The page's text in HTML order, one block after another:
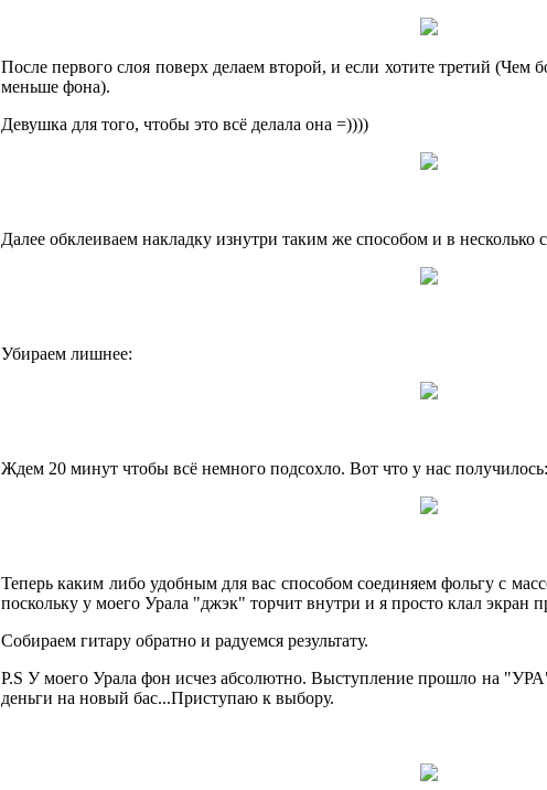
После первого слоя поверх делаем второй, и если хотите третий (Чем
меньше фона).
Девушка для того, чтобы это всё делала она =))))
Далее обклеиваем накладку изнутри таким же способом и в несколько
Убираем лишнее:
Ждем 20 минут чтобы всё немного подсохло. Вот что у нас получилось:
Теперь каким либо удобным для вас способом соединяем фольгу с
поскольку у моего Урала "джэк" торчит внутри и я просто клал экран
Собираем гитару обратно и радуемся результату.
P.S У моего Урала фон исчез абсолютно. Выступление прошло на
деньги на новый бас...Приступаю к выбору.